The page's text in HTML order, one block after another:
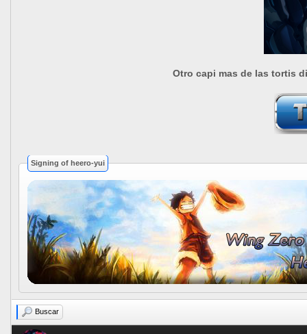
Otro capi mas de las tortis
Signing of heero-yui
Buscar